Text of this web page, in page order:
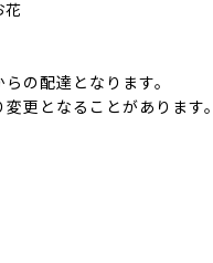
花
の配達となります。
更となることがあります。